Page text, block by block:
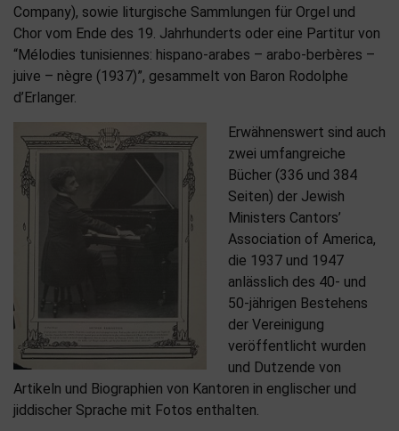
Company), sowie liturgische Sammlungen für Orgel und
Chor vom Ende des 19. Jahrhunderts oder eine Partitur von
“Mélodies tunisiennes: hispano-arabes – arabo-berbères –
juive – nègre (1937)”, gesammelt von Baron Rodolphe
d’Erlanger.
Erwähnenswert sind auch
zwei umfangreiche
Bücher (336 und 384
Seiten) der Jewish
Ministers Cantors’
Association of America,
die 1937 und 1947
anlässlich des 40- und
50-jährigen Bestehens
der Vereinigung
veröffentlicht wurden
und Dutzende von
Artikeln und Biographien von Kantoren in englischer und
jiddischer Sprache mit Fotos enthalten.